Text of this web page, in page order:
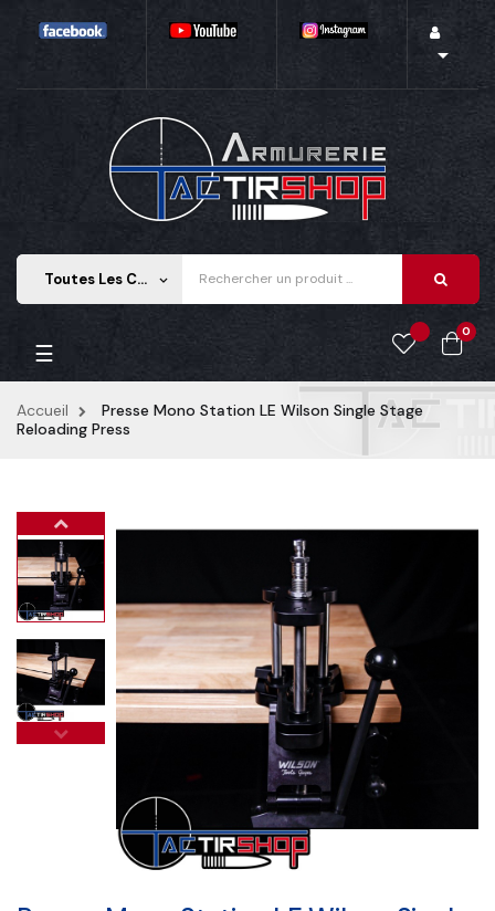

Toutes Les Catégories keyboard_arrow_down
0
Basculer
la
☰
Accueil
Presse Mono Station LE Wilson Single Stage
Reloading Press